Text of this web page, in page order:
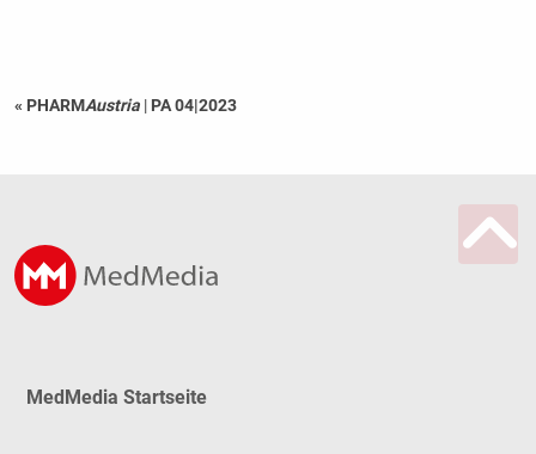
« PHARMAustria | PA 04|2023
MedMedia Startseite